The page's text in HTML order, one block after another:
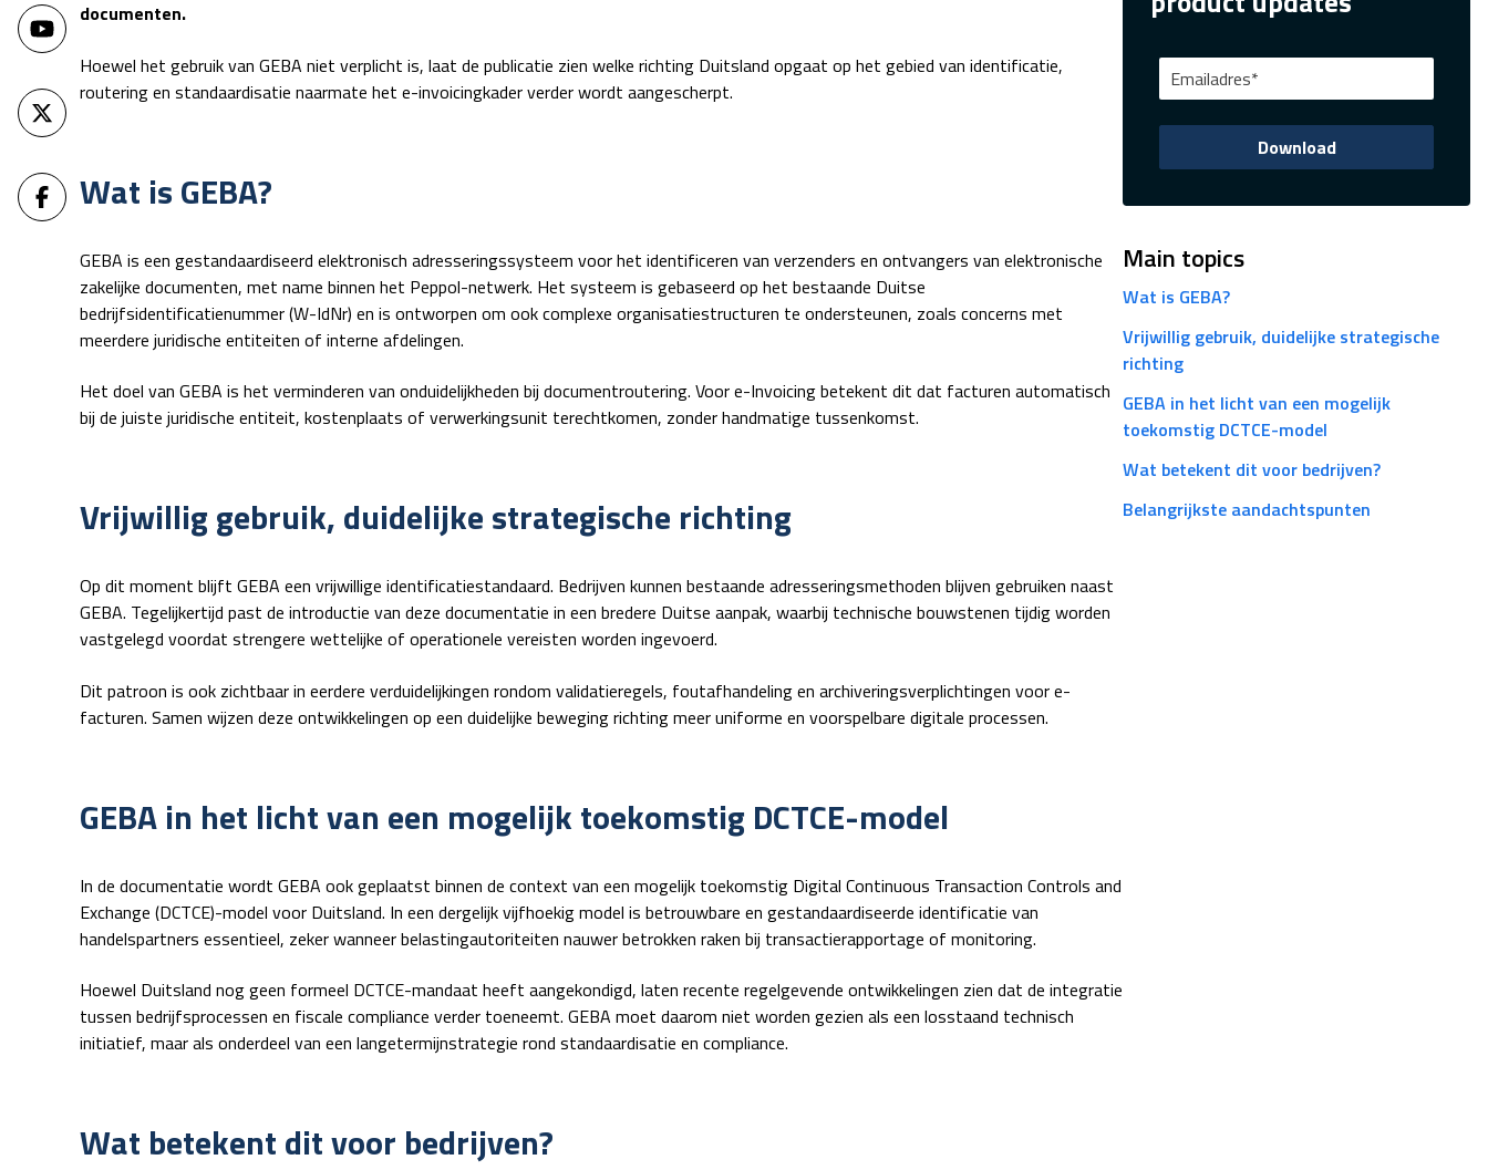
documenten.
Hoewel het gebruik van GEBA niet verplicht is, laat de publicatie zien welke richting Duitsland opgaat op het gebied van identificatie,
routering en standaardisatie naarmate het e-invoicingkader verder wordt aangescherpt.
Wat is GEBA?
GEBA is een gestandaardiseerd elektronisch adresseringssysteem voor het identificeren van verzenders en ontvangers van elektronische
zakelijke documenten, met name binnen het Peppol-netwerk. Het systeem is gebaseerd op het bestaande Duitse
bedrijfsidentificatienummer (W-IdNr) en is ontworpen om ook complexe organisatiestructuren te ondersteunen, zoals concerns met
meerdere juridische entiteiten of interne afdelingen.
Het doel van GEBA is het verminderen van onduidelijkheden bij documentroutering. Voor e-Invoicing betekent dit dat facturen automatisch
bij de juiste juridische entiteit, kostenplaats of verwerkingsunit terechtkomen, zonder handmatige tussenkomst.
Vrijwillig gebruik, duidelijke strategische richting
Op dit moment blijft GEBA een vrijwillige identificatiestandaard. Bedrijven kunnen bestaande adresseringsmethoden blijven gebruiken naast
GEBA. Tegelijkertijd past de introductie van deze documentatie in een bredere Duitse aanpak, waarbij technische bouwstenen tijdig worden
vastgelegd voordat strengere wettelijke of operationele vereisten worden ingevoerd.
Dit patroon is ook zichtbaar in eerdere verduidelijkingen rondom validatieregels, foutafhandeling en archiveringsverplichtingen voor e-
facturen. Samen wijzen deze ontwikkelingen op een duidelijke beweging richting meer uniforme en voorspelbare digitale processen.
GEBA in het licht van een mogelijk toekomstig DCTCE-model
In de documentatie wordt GEBA ook geplaatst binnen de context van een mogelijk toekomstig Digital Continuous Transaction Controls and
Exchange (DCTCE)-model voor Duitsland. In een dergelijk vijfhoekig model is betrouwbare en gestandaardiseerde identificatie van
handelspartners essentieel, zeker wanneer belastingautoriteiten nauwer betrokken raken bij transactierapportage of monitoring.
Hoewel Duitsland nog geen formeel DCTCE-mandaat heeft aangekondigd, laten recente regelgevende ontwikkelingen zien dat de integratie
tussen bedrijfsprocessen en fiscale compliance verder toeneemt. GEBA moet daarom niet worden gezien als een losstaand technisch
initiatief, maar als onderdeel van een langetermijnstrategie rond standaardisatie en compliance.
Wat betekent dit voor bedrijven?
Main topics
Wat is GEBA?
Vrijwillig gebruik, duidelijke strategische
richting
GEBA in het licht van een mogelijk
toekomstig DCTCE-model
Wat betekent dit voor bedrijven?
Belangrijkste aandachtspunten